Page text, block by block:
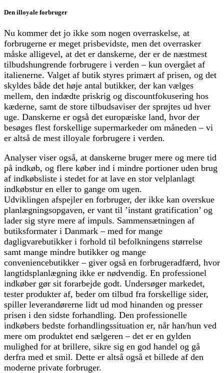
Den illoyale forbruger
Nu kommer det jo ikke som nogen overraskelse, at
forbrugerne er meget prisbevidste, men det overrasker
måske alligevel, at det er danskerne, der er de næstmest
tilbudshungrende forbrugere i verden – kun overgået af
italienerne. Valget af butik styres primært af prisen, og det
skyldes både det høje antal butikker, der kan vælges
mellem, den indædte priskrig og discountfokusering hos
kæderne, samt de store tilbudsaviser der sprøjtes ud hver
uge. Danskerne er også det europæiske land, hvor der
besøges flest forskellige supermarkeder om måneden – vi
er altså de mest illoyale forbrugere i verden.
Analyser viser også, at danskerne bruger mere og mere tid
på indkøb, og flere køber ind i mindre portioner uden brug
af indkøbsliste i stedet for at lave en stor velplanlagt
indkøbstur en eller to gange om ugen.
Udviklingen afspejler en forbruger, der ikke kan overskue
planlægningsopgaven, er vant til ’instant gratification’ og
lader sig styre mere af impuls. Sammensætningen af
butiksformater i Danmark – med for mange
dagligvarebutikker i forhold til befolkningens størrelse
samt mange mindre butikker og mange
conveniencebutikker – giver også en forbrugeradfærd, hvor
langtidsplanlægning ikke er nødvendig. En professionel
indkøber gør sit forarbejde godt. Undersøger markedet,
tester produkter af, beder om tilbud fra forskellige sider,
spiller leverandørerne lidt ud mod hinanden og presser
prisen i den sidste forhandling. Den professionelle
indkøbers bedste forhandlingssituation er, når han/hun ved
mere om produktet end sælgeren – det er en gylden
mulighed for at brillere, sikre sig en god handel og gå
derfra med et smil. Dette er altså også et billede af den
moderne private forbruger.